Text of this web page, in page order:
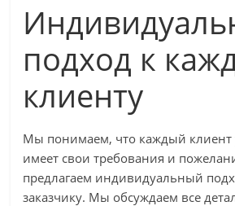
подход к
клиенту
Мы понимаем, что каждый клиент
имеет свои требования и
предлагаем индивидуальный
заказчику. Мы обсуждаем все